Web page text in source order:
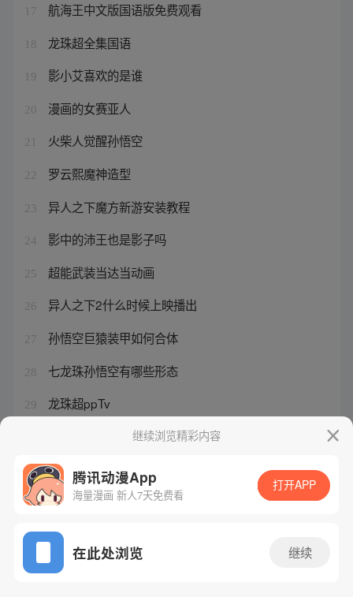
17 航海王中文版国语版免费观看
18 龙珠超全集国语
19 影小艾喜欢的是谁
20 漫画的女赛亚人
21 火柴人觉醒孙悟空
22 罗云熙魔神造型
23 异人之下魔方新游安装教程
24 影中的沛王也是影子吗
25 超能武装当达当动画
26 异人之下2什么时候上映播出
27 孙悟空巨猿装甲如何合体
28 七龙珠孙悟空有哪些形态
29 龙珠超ppTv
龙珠第一部在线观看完整版免费
继续浏览精彩内容
腾讯动漫App
海量漫画 新人7天免费看
打开APP
在此处浏览 继续
网站备案/许可证号：粤B2-20090059-5
Copyright©1998 - 2026 Tencent. All Rights Reserved